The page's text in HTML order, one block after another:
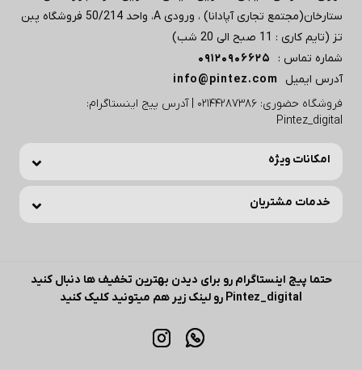
ستارخان(مجتمع تجاری آپادانا) ، ورودی A، واحد 50/214 فروشگاه پبن
تز (تایم کاری : 11 صبح الی 20 شب)
شماره تماس :
09120906625
آدرس ایمیل
info@pintez.com
فروشگاه حضوری: 02144287386 | آدرس پیج اینستاگرام:
Pintez_digital
امکانات ویژه
خدمات مشتریان
حتما پیج اینستاگرام رو برای دیدن بهترین تخفیف ها دنبال کنید
Pintez_digital رو لینک زیر هم میتونید کلیک کنید